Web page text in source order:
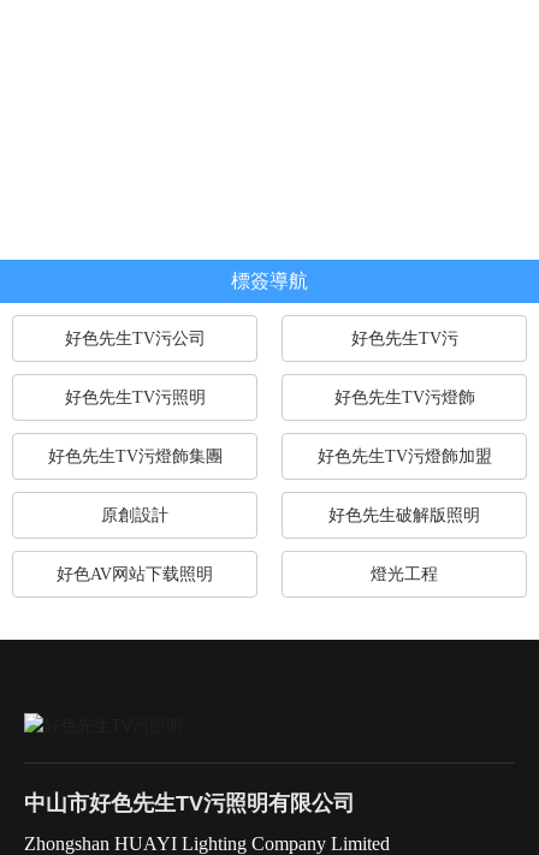
標簽導航
好色先生TV污公司 好色先生TV污
好色先生TV污照明 好色先生TV污燈飾
好色先生TV污燈飾集團 好色先生TV污燈飾加盟
原創設計 好色先生破解版照明
好色AV网站下载照明 燈光工程
中山市好色先生TV污照明有限公司
Zhongshan HUAYI Lighting Company Limited